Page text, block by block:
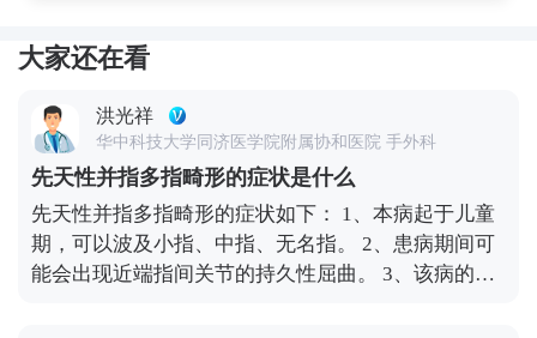
大家还在看
洪光祥
华中科技大学同济医学院附属协和医院 手外科
先天性并指多指畸形的症状是什么
先天性并指多指畸形的症状如下： 1、本病起于儿童
期，可以波及小指、中指、无名指。 2、患病期间可
能会出现近端指间关节的持久性屈曲。 3、该病的病